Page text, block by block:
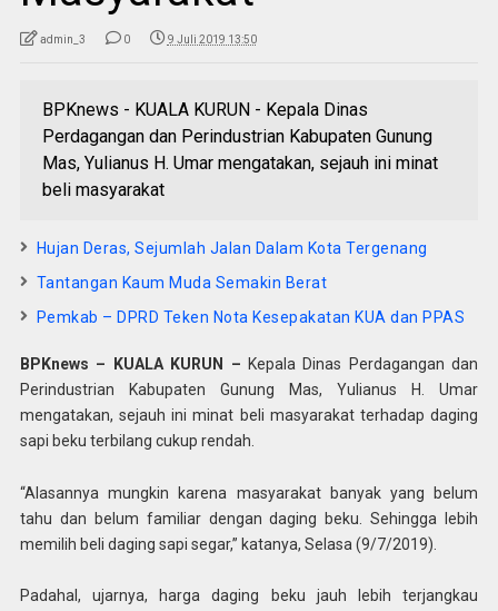
admin_3 0 9 Juli 2019 13:50
BPKnews - KUALA KURUN - Kepala Dinas
Perdagangan dan Perindustrian Kabupaten Gunung
Mas, Yulianus H. Umar mengatakan, sejauh ini minat
beli masyarakat
Hujan Deras, Sejumlah Jalan Dalam Kota Tergenang
Tantangan Kaum Muda Semakin Berat
Pemkab – DPRD Teken Nota Kesepakatan KUA dan PPAS
BPKnews – KUALA KURUN – Kepala Dinas Perdagangan dan
Perindustrian Kabupaten Gunung Mas, Yulianus H. Umar
mengatakan, sejauh ini minat beli masyarakat terhadap daging
sapi beku terbilang cukup rendah.
“Alasannya mungkin karena masyarakat banyak yang belum
tahu dan belum familiar dengan daging beku. Sehingga lebih
memilih beli daging sapi segar,” katanya, Selasa (9/7/2019).
Padahal, ujarnya, harga daging beku jauh lebih terjangkau